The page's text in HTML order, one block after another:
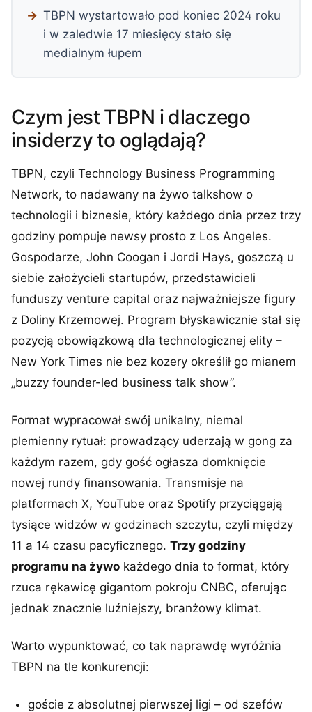
TBPN wystartowało pod koniec 2024 roku
i w zaledwie 17 miesięcy stało się
medialnym łupem
Czym jest TBPN i dlaczego
insiderzy to oglądają?
TBPN, czyli Technology Business Programming
Network, to nadawany na żywo talkshow o
technologii i biznesie, który każdego dnia przez trzy
godziny pompuje newsy prosto z Los Angeles.
Gospodarze, John Coogan i Jordi Hays, goszczą u
siebie założycieli startupów, przedstawicieli
funduszy venture capital oraz najważniejsze figury
z Doliny Krzemowej. Program błyskawicznie stał się
pozycją obowiązkową dla technologicznej elity –
New York Times nie bez kozery określił go mianem
„buzzy founder-led business talk show”.
Format wypracował swój unikalny, niemal
plemienny rytuał: prowadzący uderzają w gong za
każdym razem, gdy gość ogłasza domknięcie
nowej rundy finansowania. Transmisje na
platformach X, YouTube oraz Spotify przyciągają
tysiące widzów w godzinach szczytu, czyli między
11 a 14 czasu pacyficznego. Trzy godziny
programu na żywo każdego dnia to format, który
rzuca rękawicę gigantom pokroju CNBC, oferując
jednak znacznie luźniejszy, branżowy klimat.
Warto wypunktować, co tak naprawdę wyróżnia
TBPN na tle konkurencji:
goście z absolutnej pierwszej ligi – od szefów